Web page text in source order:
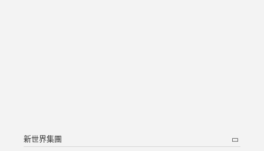
新世界集團